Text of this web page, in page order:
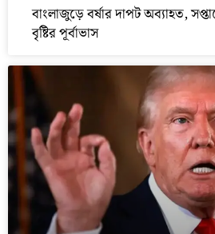
বাংলাজুড়ে বর্ষার দাপট অব্যাহত,
বৃষ্টির পূর্বাভাস